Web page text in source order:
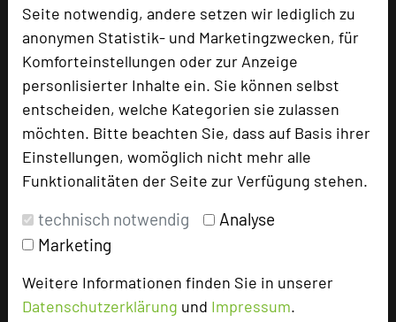
Seite notwendig, andere setzen wir lediglich zu
anonymen Statistik- und Marketingzwecken, für
Komforteinstellungen oder zur Anzeige
personlisierter Inhalte ein. Sie können selbst
entscheiden, welche Kategorien sie zulassen
möchten. Bitte beachten Sie, dass auf Basis ihrer
Einstellungen, womöglich nicht mehr alle
Funktionalitäten der Seite zur Verfügung stehen.
technisch notwendig
Analyse
Marketing
Weitere Informationen finden Sie in unserer
Datenschutzerklärung und Impressum.
Hotel empfehlen
Bestes Tagungshotel 2026
Top Tagungshotelier
Branchentreff
TOP 250 Hall of Fame
Bilder der Preisverleihung
Beliebte Suchlisten
Profisuche
Seminar
Konferenz